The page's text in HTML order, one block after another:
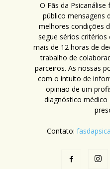
O Fãs da
público mensagens
melhores condições
segue sérios critérios
mais de 12 horas de
trabalho de
parceiros. As nossas
com o intuito de
opinião de um
diagnóstico
Contato: